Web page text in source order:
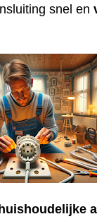
snel en
huishoudelijke